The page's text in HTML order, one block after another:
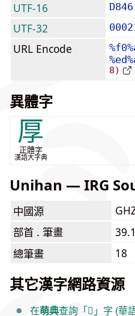
UTF-16
UTF-32
URL Encode
8)
異體字
厚
正體字
漢語大字典
Unihan — IRG
中國源
部首 . 筆畫
總筆畫
18
其它漢字網路資源
在萌典查詢「𡦬」字 (華